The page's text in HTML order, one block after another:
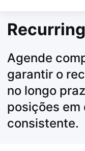
Agende
garantir o
no longo
posições em
consistente.